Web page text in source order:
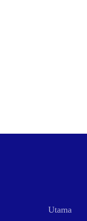
Utama